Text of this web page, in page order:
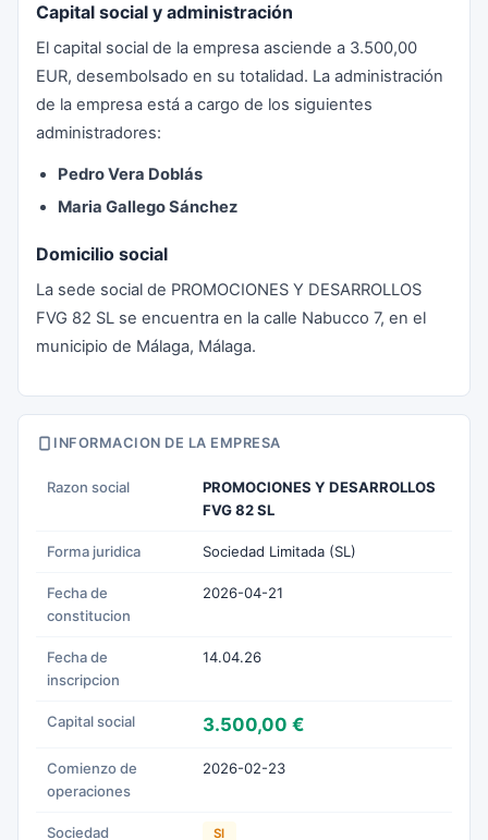
Capital social y administración
El capital social de la empresa asciende a 3.500,00
EUR, desembolsado en su totalidad. La administración
de la empresa está a cargo de los siguientes
administradores:
Pedro Vera Doblás
Maria Gallego Sánchez
Domicilio social
La sede social de PROMOCIONES Y DESARROLLOS
FVG 82 SL se encuentra en la calle Nabucco 7, en el
municipio de Málaga, Málaga.
INFORMACION DE LA EMPRESA
Razon social
PROMOCIONES Y DESARROLLOS
FVG 82 SL
Forma juridica Sociedad Limitada (SL)
Fecha de
constitucion
2026-04-21
Fecha de
inscripcion
14.04.26
Capital social 3.500,00 €
Comienzo de
operaciones
2026-02-23
Sociedad SI